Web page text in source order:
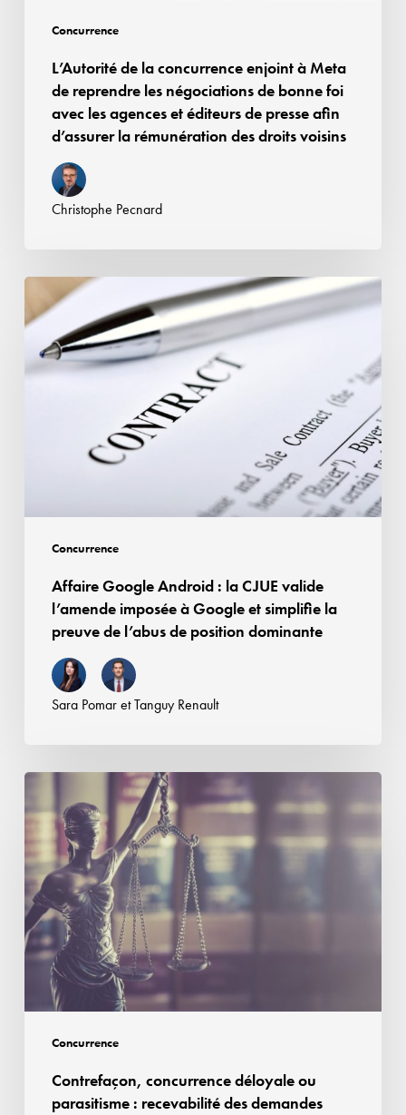
Concurrence
négociations
bonne
agences
presse
afin
d’assurer
rémunération
L’Autorité de la concurrence enjoint à Meta
de reprendre les négociations de bonne foi
avec les agences et éditeurs de presse afin
d’assurer la rémunération des droits voisins
Christophe Pecnard
Concurrence
Google
Android
:
à
Google
simplifie
preuve
position
dominante
Affaire Google Android : la CJUE valide
l’amende imposée à Google et simplifie la
preuve de l’abus de position dominante
Sara PomaretTanguy Renault
Concurrence
concurrence
déloyale
ou
parasitisme :
recevabilité
des
demandes
formées
en
cause
Contrefaçon, concurrence déloyale ou
parasitisme : recevabilité des demandes